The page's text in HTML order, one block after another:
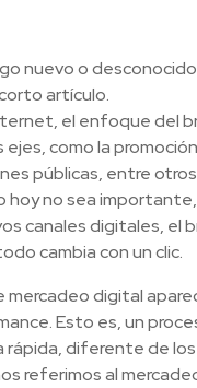
nuevo o
artículo.
el enfoque del
como la
públicas, entre
hoy no sea
canales digitales, el
cambia con un clic.
mercadeo digital
Esto es, un
diferente de
referimos al